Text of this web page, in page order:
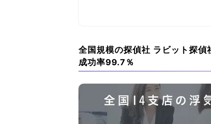
全国規模の探偵社 ラビット探
成功率99.7％